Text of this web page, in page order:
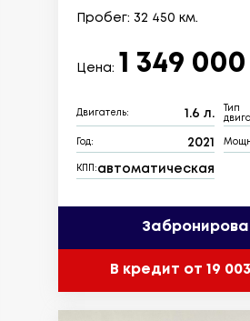
Пробег: 32 450 км.
Цена: 1 349
Двигатель: 1.6 л.
Тип
Год: 2021
КПП: автоматическая
В кредит от 19